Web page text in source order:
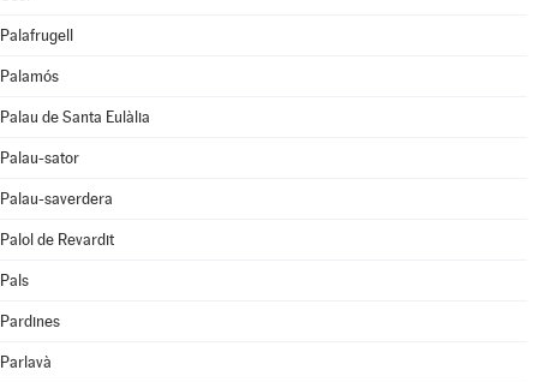
Palafrugell
Palamós
Palau de Santa Eulàlia
Palau-sator
Palau-saverdera
Palol de Revardit
Pals
Pardines
Parlavà